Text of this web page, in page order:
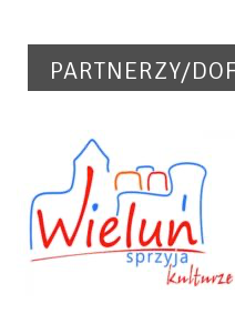
PARTNERZY/